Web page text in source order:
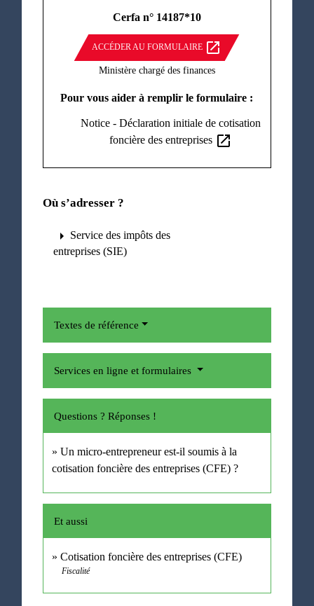
Cerfa n° 14187*10
ACCÉDER AU FORMULAIRE open_in_new
Ministère chargé des finances
Pour vous aider à remplir le formulaire :
Notice - Déclaration initiale de cotisation
foncière des entreprises open_in_new
Où s’adresser ?
arrow_right Service des impôts des
entreprises (SIE)
Textes de référence
Services en ligne et formulaires
Questions ? Réponses !
Un micro-entrepreneur est-il soumis à la
cotisation foncière des entreprises (CFE) ?
Et aussi
Cotisation foncière des entreprises (CFE)
Fiscalité